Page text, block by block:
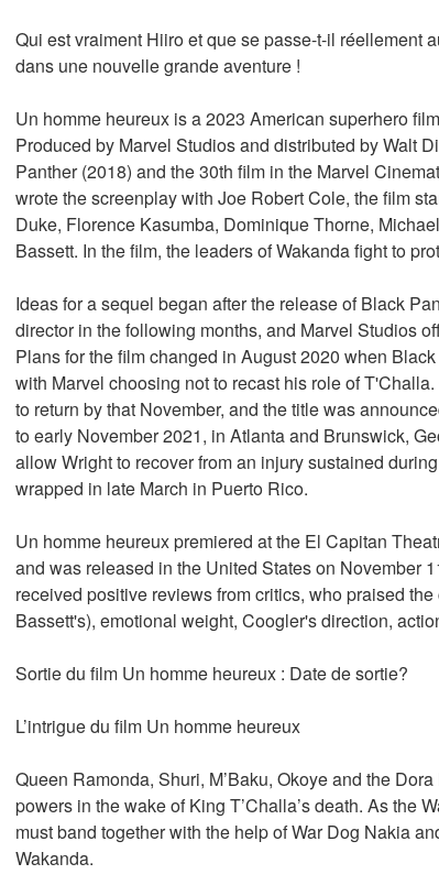
Qui est vraiment Hiiro et que se passe-t-il réellement
dans une nouvelle grande aventure !
Un homme heureux is a 2023 American superhero
Produced by Marvel Studios and distributed by Walt
Panther (2018) and the 30th film in the Marvel
wrote the screenplay with Joe Robert Cole, the film
Duke, Florence Kasumba, Dominique Thorne,
Bassett. In the film, the leaders of Wakanda fight to
Ideas for a sequel began after the release of Black
director in the following months, and Marvel Studios
Plans for the film changed in August 2020 when
with Marvel choosing not to recast his role of
to return by that November, and the title was
to early November 2021, in Atlanta and Brunswick,
allow Wright to recover from an injury sustained
wrapped in late March in Puerto Rico.
Un homme heureux premiered at the El Capitan
and was released in the United States on November
received positive reviews from critics, who praised
Bassett's), emotional weight, Coogler's direction,
Sortie du film Un homme heureux : Date de sortie?
L’intrigue du film Un homme heureux
Queen Ramonda, Shuri, M’Baku, Okoye and the
powers in the wake of King T’Challa’s death. As the
must band together with the help of War Dog Nakia
Wakanda.